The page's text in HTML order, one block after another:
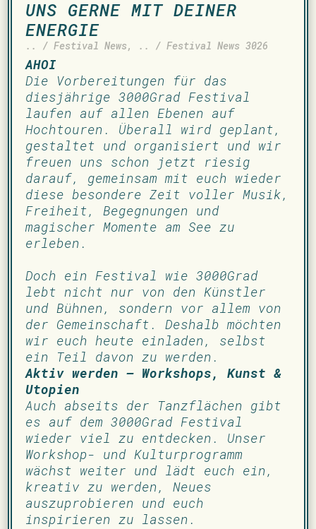
UNS GERNE MIT DEINER
ENERGIE
.. / Festival News, .. / Festival News 3026
AHOI
Die Vorbereitungen für das
diesjährige 3000Grad Festival
laufen auf allen Ebenen auf
Hochtouren. Überall wird geplant,
gestaltet und organisiert und wir
freuen uns schon jetzt riesig
darauf, gemeinsam mit euch wieder
diese besondere Zeit voller Musik,
Freiheit, Begegnungen und
magischer Momente am See zu
erleben.
Doch ein Festival wie 3000Grad
lebt nicht nur von den Künstler
und Bühnen, sondern vor allem von
der Gemeinschaft. Deshalb möchten
wir euch heute einladen, selbst
ein Teil davon zu werden.
Aktiv werden – Workshops, Kunst &
Utopien
Auch abseits der Tanzflächen gibt
es auf dem 3000Grad Festival
wieder viel zu entdecken. Unser
Workshop- und Kulturprogramm
wächst weiter und lädt euch ein,
kreativ zu werden, Neues
auszuprobieren und euch
inspirieren zu lassen.